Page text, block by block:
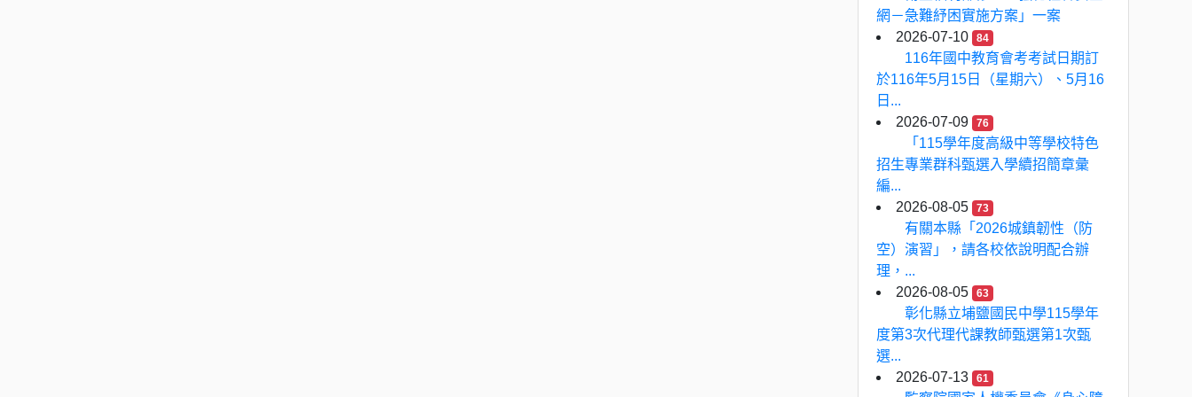
網－急難紓困實施方案」一案
2026-07-10
84
116年國中教育會考考試日期訂
於116年5月15日（星期六）、5月16
日...
2026-07-09
76
「115學年度高級中等學校特色
招生專業群科甄選入學續招簡章彙
編...
2026-08-05
73
有關本縣「2026城鎮韌性（防
空）演習」，請各校依說明配合辦
理，...
2026-08-05
63
彰化縣立埔鹽國民中學115學年
度第3次代理代課教師甄選第1次甄
選...
2026-07-13
61